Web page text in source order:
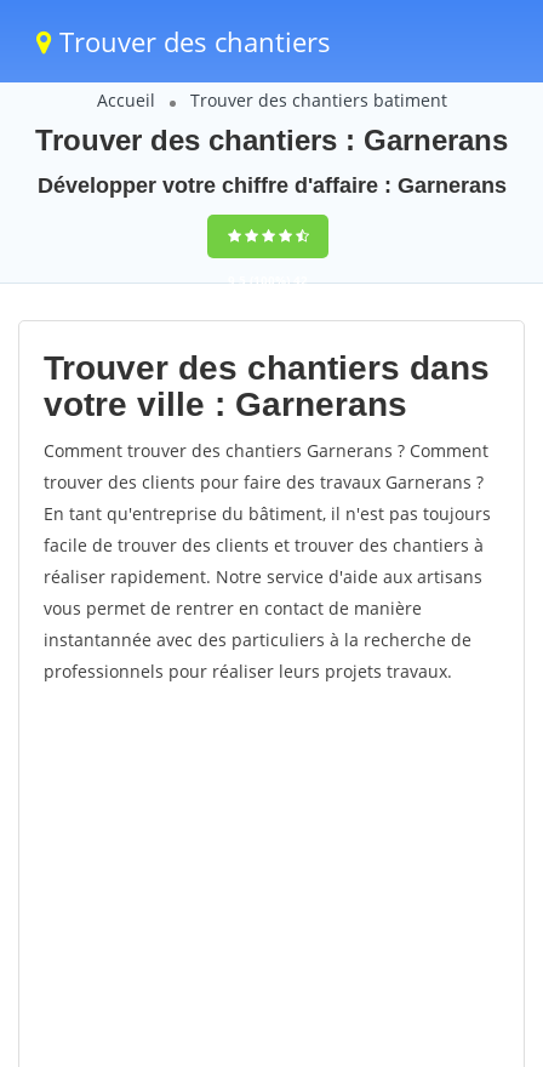
Trouver des chantiers
Accueil Trouver des chantiers batiment
Trouver des chantiers : Garnerans
Développer votre chiffre d'affaire : Garnerans
9,5(100%)42
votes
Trouver des chantiers dans
votre ville : Garnerans
Comment trouver des chantiers Garnerans ? Comment
trouver des clients pour faire des travaux Garnerans ?
En tant qu'entreprise du bâtiment, il n'est pas toujours
facile de trouver des clients et trouver des chantiers à
réaliser rapidement. Notre service d'aide aux artisans
vous permet de rentrer en contact de manière
instantannée avec des particuliers à la recherche de
professionnels pour réaliser leurs projets travaux.